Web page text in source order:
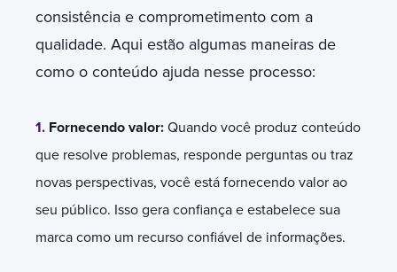
consistência e comprometimento com a
qualidade. Aqui estão algumas maneiras de
como o conteúdo ajuda nesse processo:
1. Fornecendo valor: Quando você produz conteúdo
que resolve problemas, responde perguntas ou traz
novas perspectivas, você está fornecendo valor ao
seu público. Isso gera confiança e estabelece sua
marca como um recurso confiável de informações.